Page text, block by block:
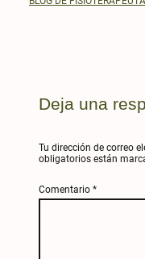
Deja una
Tu dirección de correo
obligatorios están
Comentario *